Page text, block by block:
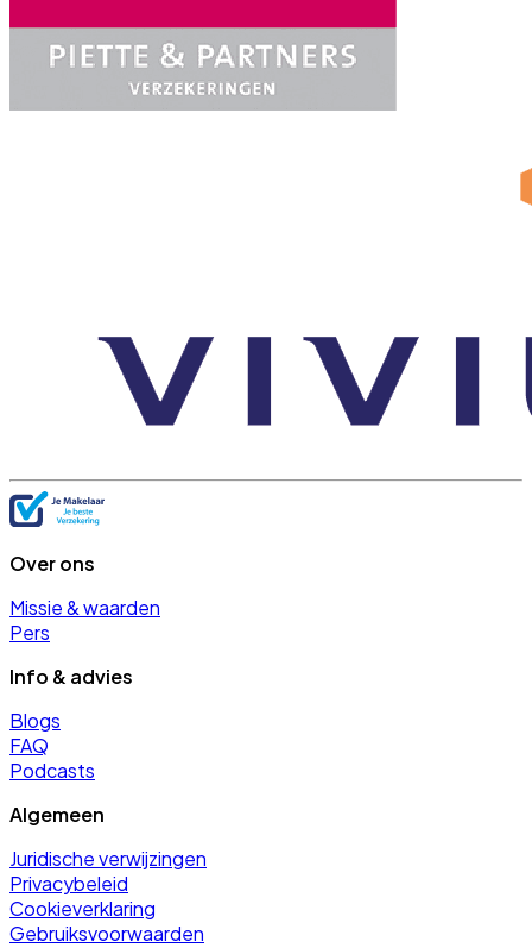
Over ons
Missie & waarden
Pers
Info & advies
Blogs
FAQ
Podcasts
Algemeen
Juridische verwijzingen
Privacybeleid
Cookieverklaring
Gebruiksvoorwaarden